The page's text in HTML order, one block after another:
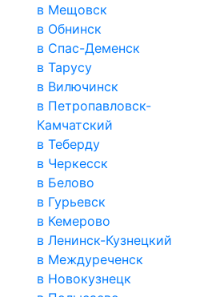
в Мещовск
в Обнинск
в Спас-Деменск
в Тарусу
в Вилючинск
в Петропавловск-
Камчатский
в Теберду
в Черкесск
в Белово
в Гурьевск
в Кемерово
в Ленинск-Кузнецкий
в Междуреченск
в Новокузнецк